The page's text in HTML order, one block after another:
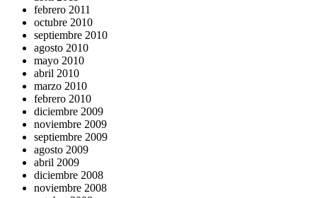
febrero 2011
octubre 2010
septiembre 2010
agosto 2010
mayo 2010
abril 2010
marzo 2010
febrero 2010
diciembre 2009
noviembre 2009
septiembre 2009
agosto 2009
abril 2009
diciembre 2008
noviembre 2008